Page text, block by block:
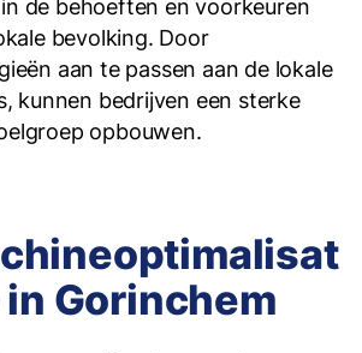
de behoeften en voorkeuren
bevolking. Door
aan te passen aan de lokale
kunnen bedrijven een sterke
opbouwen.
in Gorinchem